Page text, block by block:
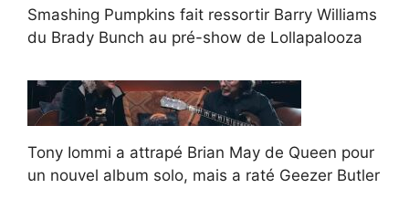
Smashing Pumpkins fait ressortir Barry Williams
du Brady Bunch au pré-show de Lollapalooza
Tony Iommi a attrapé Brian May de Queen pour
un nouvel album solo, mais a raté Geezer Butler